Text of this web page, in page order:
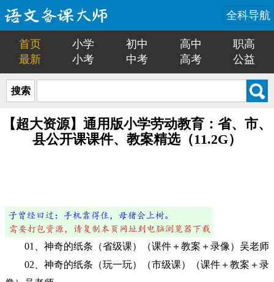
全科导航
首页 小学 初中 高中
职高
最新
小考 中考 高考 公益
搜索
【超大资源】通用版小学劳动教育：省、市、
县公开课课件、教案精选（11.2G）
01、神奇的纸条（省级课）（课件＋教案＋录像）吴老师
02、神奇的纸条（玩一玩）（市级课）（课件＋教案＋录